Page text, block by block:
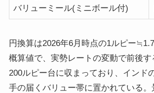
バリューミール(ミニボール付)
円換算は2026年6月時点の1ルピー
概算値で、実勢レートの変動で前後す
200ルピー台に収まっており、インド
手の届くバリュー帯に置かれている。